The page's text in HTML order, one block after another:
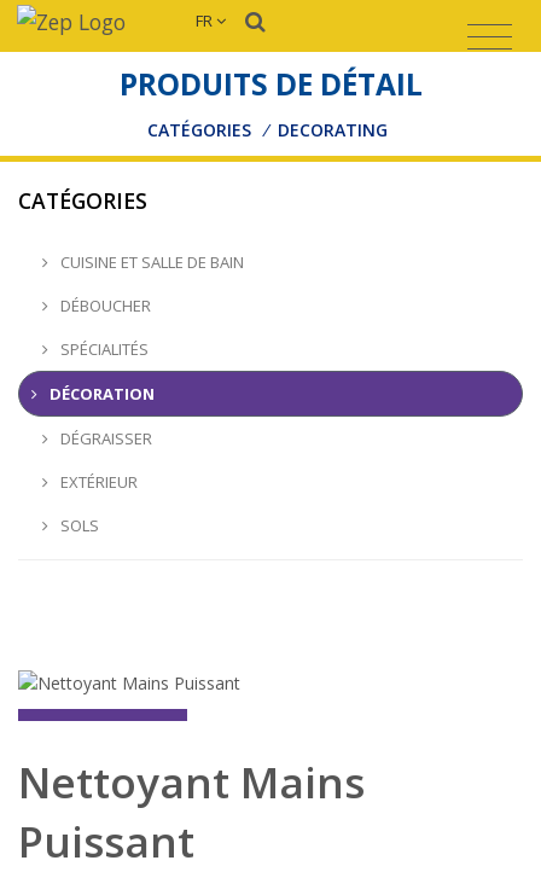
FR
PRODUITS DE DÉTAIL
CATÉGORIES / DECORATING
CATÉGORIES
CUISINE ET SALLE DE BAIN
DÉBOUCHER
SPÉCIALITÉS
DÉCORATION
DÉGRAISSER
EXTÉRIEUR
SOLS
Nettoyant Mains
Puissant